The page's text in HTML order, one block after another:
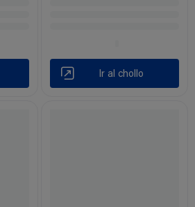
Ir al chollo